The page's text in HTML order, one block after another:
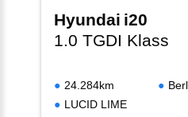
Hyundai i20
1.0 TGDI Klass
24.284km
LUCID LIME